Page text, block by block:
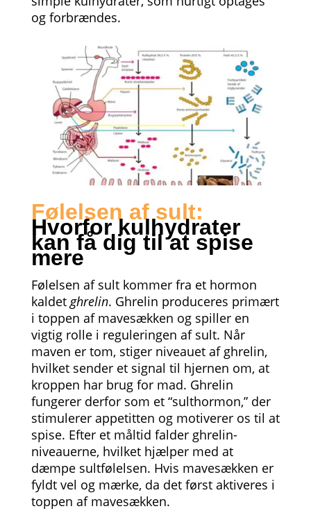
og forbrændes.
Følelsen af sult:
Hvorfor kulhydrater
kan få dig til at spise
mere
Følelsen af sult kommer fra et hormon
kaldetghrelin. Ghrelin produceres primært
i toppen af mavesækken og spiller en
vigtig rolle i reguleringen af sult. Når
maven er tom, stiger niveauet af ghrelin,
hvilket sender et signal til hjernen om, at
kroppen har brug for mad. Ghrelin
fungerer derfor som et “sulthormon,” der
stimulerer appetitten og motiverer os til at
spise. Efter et måltid falder ghrelin-
niveauerne, hvilket hjælper med at
dæmpe sultfølelsen. Hvis mavesækken er
fyldt vel og mærke, da det først aktiveres i
toppen af mavesækken.